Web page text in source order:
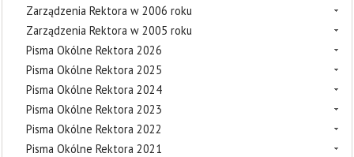
Zarządzenia Rektora w 2006 roku
Zarządzenia Rektora w 2005 roku
Pisma Okólne Rektora 2026
Pisma Okólne Rektora 2025
Pisma Okólne Rektora 2024
Pisma Okólne Rektora 2023
Pisma Okólne Rektora 2022
Pisma Okólne Rektora 2021